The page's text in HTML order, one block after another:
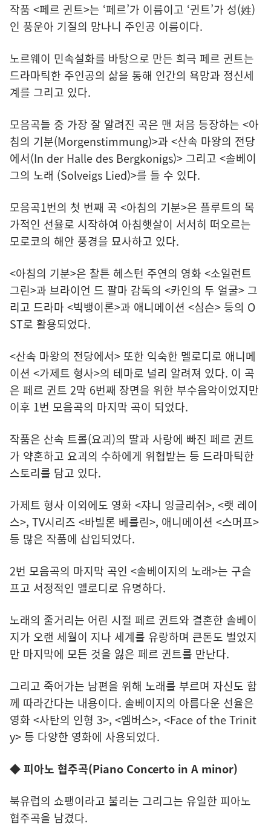
작품 <페르 귄트>는 ‘페르’가 이름이고 ‘귄트’가 성(姓)
인 풍운아 기질의 망나니 주인공 이름이다.
노르웨이 민속설화를 바탕으로 만든 희극 페르 귄트는
드라마틱한 주인공의 삶을 통해 인간의 욕망과 정신세
계를 그리고 있다.
모음곡들 중 가장 잘 알려진 곡은 맨 처음 등장하는 <아
침의 기분(Morgenstimmung)>과 <산속 마왕의 전당
에서(In der Halle des Bergkonigs)> 그리고 <솔베이
그의 노래 (Solveigs Lied)>를 들 수 있다.
모음곡1번의 첫 번째 곡 <아침의 기분>은 플루트의 목
가적인 선율로 시작하여 아침햇살이 서서히 떠오르는
모로코의 해안 풍경을 묘사하고 있다.
<아침의 기분>은 찰튼 헤스턴 주연의 영화 <소일런트
그린>과 브라이언 드 팔마 감독의 <카인의 두 얼굴> 그
리고 드라마 <빅뱅이론>과 애니메이션 <심슨> 등의 O
ST로 활용되었다.
<산속 마왕의 전당에서> 또한 익숙한 멜로디로 애니메
이션 <가제트 형사>의 테마로 널리 알려져 있다. 이 곡
은 페르 귄트 2막 6번째 장면을 위한 부수음악이었지만
이후 1번 모음곡의 마지막 곡이 되었다.
작품은 산속 트롤(요괴)의 딸과 사랑에 빠진 페르 귄트
가 약혼하고 요괴의 수하에게 위협받는 등 드라마틱한
스토리를 담고 있다.
가제트 형사 이외에도 영화 <쟈니 잉글리쉬>, <랫 레이
스>, TV시리즈 <바빌론 베를린>, 애니메이션 <스머프>
등 많은 작품에 삽입되었다.
2번 모음곡의 마지막 곡인 <솔베이지의 노래>는 구슬
프고 서정적인 멜로디로 유명하다.
노래의 줄거리는 어린 시절 페르 귄트와 결혼한 솔베이
지가 오랜 세월이 지나 세계를 유랑하며 큰돈도 벌었지
만 마지막에 모든 것을 잃은 페르 귄트를 만난다.
그리고 죽어가는 남편을 위해 노래를 부르며 자신도 함
께 따라간다는 내용이다. 솔베이지의 아름다운 선율은
영화 <사탄의 인형 3>, <엠버스>, <Face of the Trinit
y> 등 다양한 영화에 사용되었다.
◆ 피아노 협주곡(Piano Concerto in A minor)
북유럽의 쇼팽이라고 불리는 그리그는 유일한 피아노
협주곡을 남겼다.